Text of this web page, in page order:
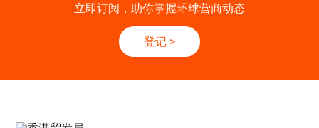
立即订阅，助你掌握环球营商动态
登记 >